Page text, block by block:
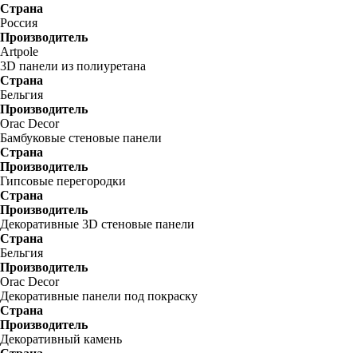
Страна
Россия
Производитель
Artpole
3D панели из полиуретана
Страна
Бельгия
Производитель
Orac Decor
Бамбуковые стеновые панели
Страна
Производитель
Гипсовые перегородки
Страна
Производитель
Декоративные 3D стеновые панели
Страна
Бельгия
Производитель
Orac Decor
Декоративные панели под покраску
Страна
Производитель
Декоративный камень